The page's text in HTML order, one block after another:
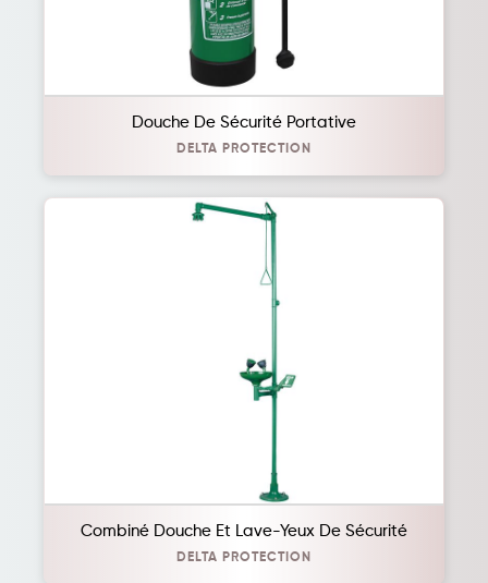
Douche De Sécurité Portative
DELTA PROTECTION
Combiné Douche Et Lave-Yeux De Sécurité
DELTA PROTECTION